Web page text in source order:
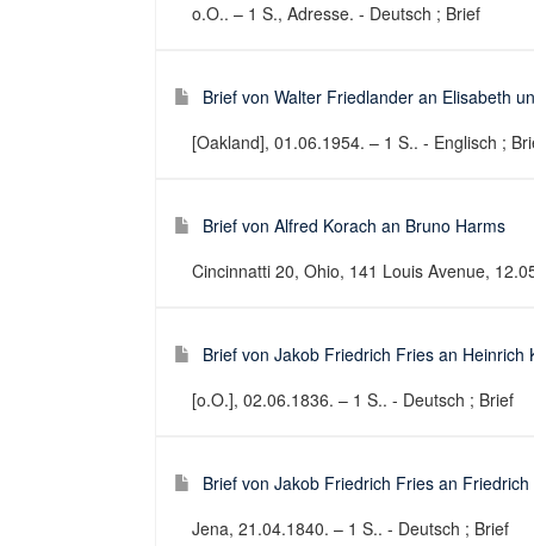
o.O.. – 1 S., Adresse. - Deutsch ; Brief
Brief von Walter Friedlander an Elisabeth
[Oakland], 01.06.1954. – 1 S.. - Englisch ;
Brief von Alfred Korach an Bruno Harms
Cincinnatti 20, Ohio, 141 Louis Avenue,
Brief von Jakob Friedrich Fries an Heinrich
[o.O.], 02.06.1836. – 1 S.. - Deutsch ; Brief
Brief von Jakob Friedrich Fries an
Jena, 21.04.1840. – 1 S.. - Deutsch ; Brief